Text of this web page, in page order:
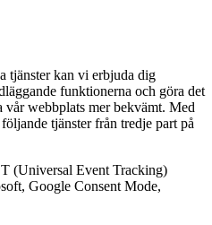
tjänster kan vi erbjuda dig
funktionerna och göra det
webbplats mer bekvämt. Med
tjänster från tredje part på
(Universal Event Tracking)
Google Consent Mode,